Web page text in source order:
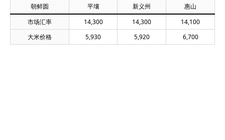
朝鲜圆 平壤 新义州
惠山
市场汇率
14,300 14,300
14,100
大米价格
5,930 5,920 6,700